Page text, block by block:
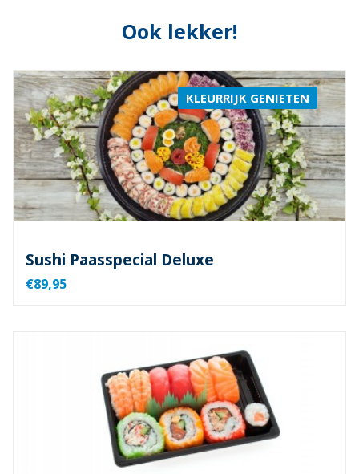
Ook lekker!
KLEURRIJK GENIETEN
Sushi Paasspecial Deluxe
€89,95